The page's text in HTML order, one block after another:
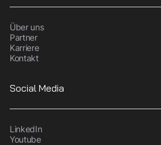
Über uns
Partner
Karriere
Kontakt
Social Media
LinkedIn
Youtube